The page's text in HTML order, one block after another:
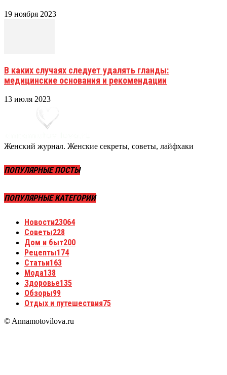
19 ноября 2023
В каких случаях следует удалять гланды:
медицинские основания и рекомендации
13 июля 2023
Женский журнал. Женские секреты, советы, лайфхаки
ПОПУЛЯРНЫЕ ПОСТЫ
ПОПУЛЯРНЫЕ КАТЕГОРИИ
Новости23064
Советы228
Дом и быт200
Рецепты174
Статьи163
Мода138
Здоровье135
Обзоры99
Отдых и путешествия75
© Annamotovilova.ru